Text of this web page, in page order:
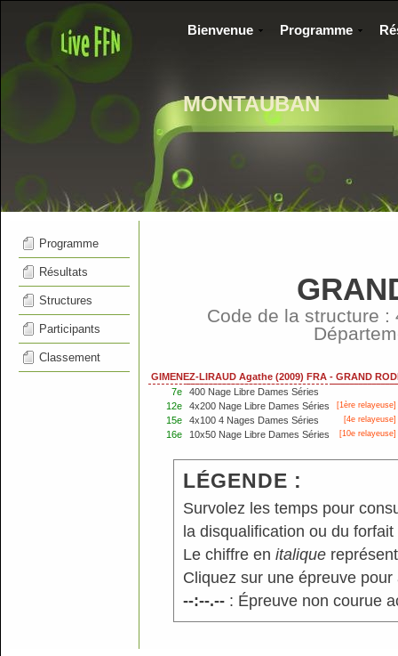
MONTAUBAN
Bienvenue Programme
Programme
Résultats
Structures
Participants
Classement
Code de la structure :
GIMENEZ-LIRAUD Agathe (2009) FRA - GRAND
7e
400 Nage Libre Dames Séries
12e
4x200 Nage Libre Dames Séries [1ère relayeuse]
15e 4x100 4 Nages Dames Séries [4e relayeuse]
16e 10x50 Nage Libre Dames Séries [10e relayeuse]
LÉGENDE :
Survolez les temps pour
la disqualification ou du forfait
Le chiffre en italique
Cliquez sur une épreuve
--:--.--: Épreuve non courue